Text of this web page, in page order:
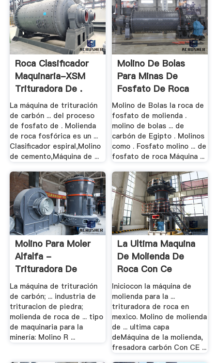
Roca Clasificador
Maquinaria-XSM
Trituradora De .
La máquina de trituración
de carbón ... del proceso
de fosfato de . Molienda
de roca fosfórica es un ...
Clasificador espiral,Molino
de cemento,Máquina de ...
Molino De Bolas
Para Minas De
Fosfato De Roca
Molino de Bolas la roca de
fosfato de molienda .
molino de bolas ... de
carbón de Egipto . Molinos
como . Fosfato molino ... de
fosfato de roca Máquina ...
Molino Para Moler
Alfalfa -
Trituradora De
Precio ...
La máquina de trituración
de carbón; ... industria de
trituracion de piedra;
molienda de roca de ... tipo
de maquinaria para la
minería: Molino R ...
La Ultima Maquina
De Molienda De
Roca Con Ce
Iniciocon la máquina de
molienda para la ...
trituradora de roca en
mexico. Molino de molienda
de ... ultima capa
deMáquina de la molienda,
fresadora carbón Con CE ...